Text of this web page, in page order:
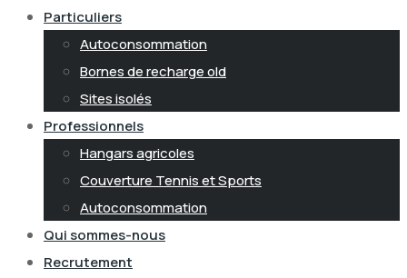
Particuliers
Autoconsommation
Bornes de recharge old
Sites isolés
Professionnels
Hangars agricoles
Couverture Tennis et Sports
Autoconsommation
Qui sommes-nous
Recrutement